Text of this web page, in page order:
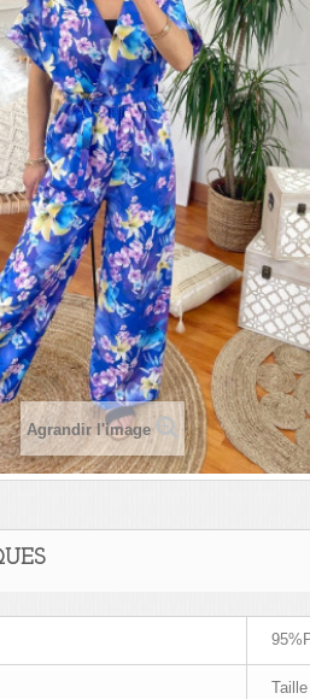
Agrandir l'image